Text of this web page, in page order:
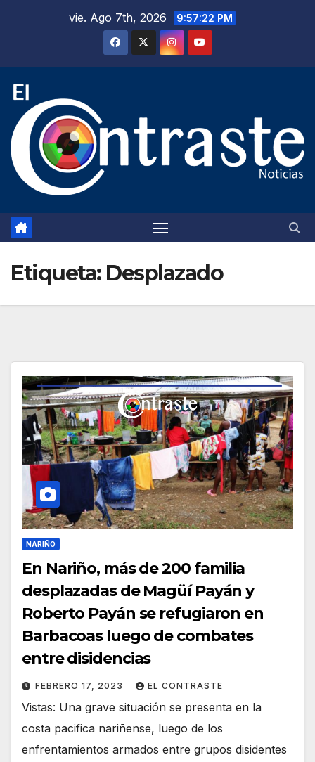
vie. Ago 7th, 2026 9:57:22 PM
Etiqueta: Desplazado
NARIÑO
En Nariño, más de 200 familia
desplazadas de Magüí Payán y
Roberto Payán se refugiaron en
Barbacoas luego de combates
entre disidencias
FEBRERO 17, 2023 EL CONTRASTE
Vistas: Una grave situación se presenta en la
costa pacifica nariñense, luego de los
enfrentamientos armados entre grupos disidentes